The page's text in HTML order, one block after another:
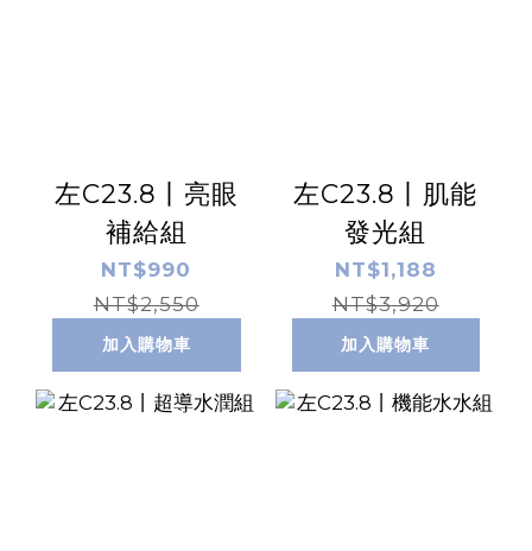
左C23.8丨亮眼
補給組
NT$990
NT$2,550
加入購物車
左C23.8丨肌能
發光組
NT$1,188
NT$3,920
加入購物車